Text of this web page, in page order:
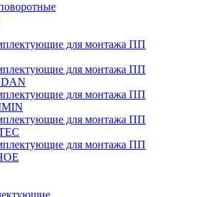
для монтажа ПП
для монтажа ПП
для монтажа ПП
для монтажа ПП
для монтажа ПП